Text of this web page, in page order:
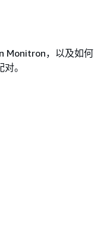
Monitron，以及如何
。